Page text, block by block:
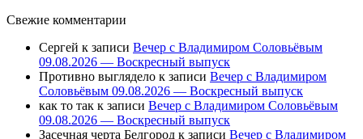
Свежие комментарии
Сергей к записи Вечер с Владимиром Соловьёвым
09.08.2026 — Воскресный выпуск
Противно выглядело к записи Вечер с Владимиром
Соловьёвым 09.08.2026 — Воскресный выпуск
как то так к записи Вечер с Владимиром Соловьёвым
09.08.2026 — Воскресный выпуск
Засечная черта Белгород к записи Вечер с Владимиром